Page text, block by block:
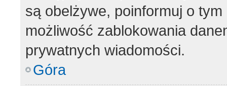
są obelżywe, poinformuj o
możliwość zablokowania
prywatnych wiadomości.
Góra